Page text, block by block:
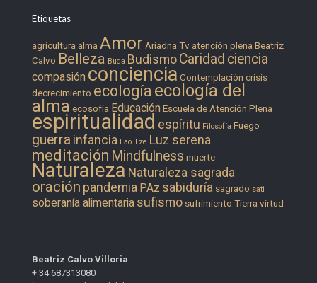
Etiquetas
agricultura alma Amor Ariadna Tv atención plena Beatriz
Calvo Belleza Buda Budismo Caridad ciencia
compasión conciencia Contemplación crisis
decrecimiento ecología ecología del
alma ecosofía Educación Escuela de Atención Plena
espiritualidad espíritu Filosofía Fuego
guerra infancia Lao Tze Luz serena
meditación Mindfulness muerte
Naturaleza Naturaleza sagrada
oración pandemia PAz sabiduría sagrado sati
soberanía alimentaria sufismo sufrimiento Tierra virtud
Beatriz Calvo Villoria
+ 34 687313080